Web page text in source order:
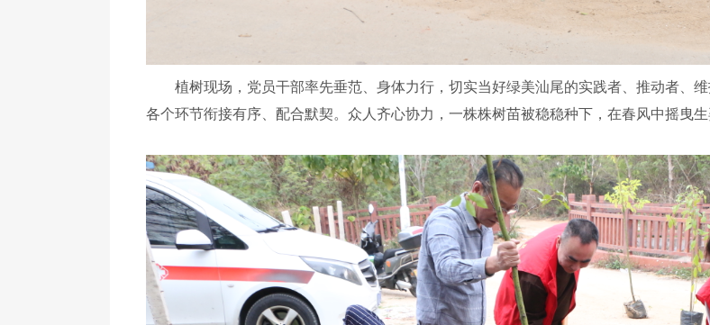
植树现场，党员干部率先垂范、身体力行，切实当好绿美汕尾的实践者、推动者、维
各个环节衔接有序、配合默契。众人齐心协力，一株株树苗被稳稳种下，在春风中摇曳